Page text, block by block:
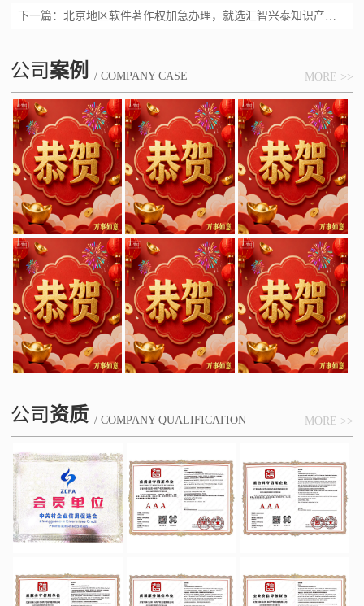
下一篇： 北京地区软件著作权加急办理，就选汇智兴泰知识产权【汇智兴泰】
公司案例 / COMPANY CASE MORE >>
公司资质 / COMPANY QUALIFICATION MORE >>